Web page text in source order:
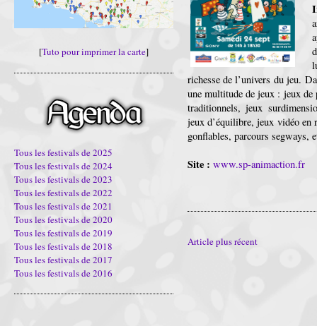
[Tuto pour imprimer la carte]
Tous les festivals de 2025
Tous les festivals de 2024
Tous les festivals de 2023
Tous les festivals de 2022
Tous les festivals de 2021
Tous les festivals de 2020
Tous les festivals de 2019
Tous les festivals de 2018
Tous les festivals de 2017
Tous les festivals de 2016
richesse de l’univers du jeu.
une multitude de jeux : jeux
traditionnels, jeux
jeux d’équilibre, jeux vidéo en
gonflables, parcours segways,
Site : www.sp-animaction.fr
Article plus récent